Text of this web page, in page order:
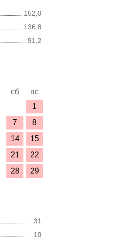
152,0
136,8
91,2
сб
вс
1
7
8
14
15
21
22
28
29
31
10